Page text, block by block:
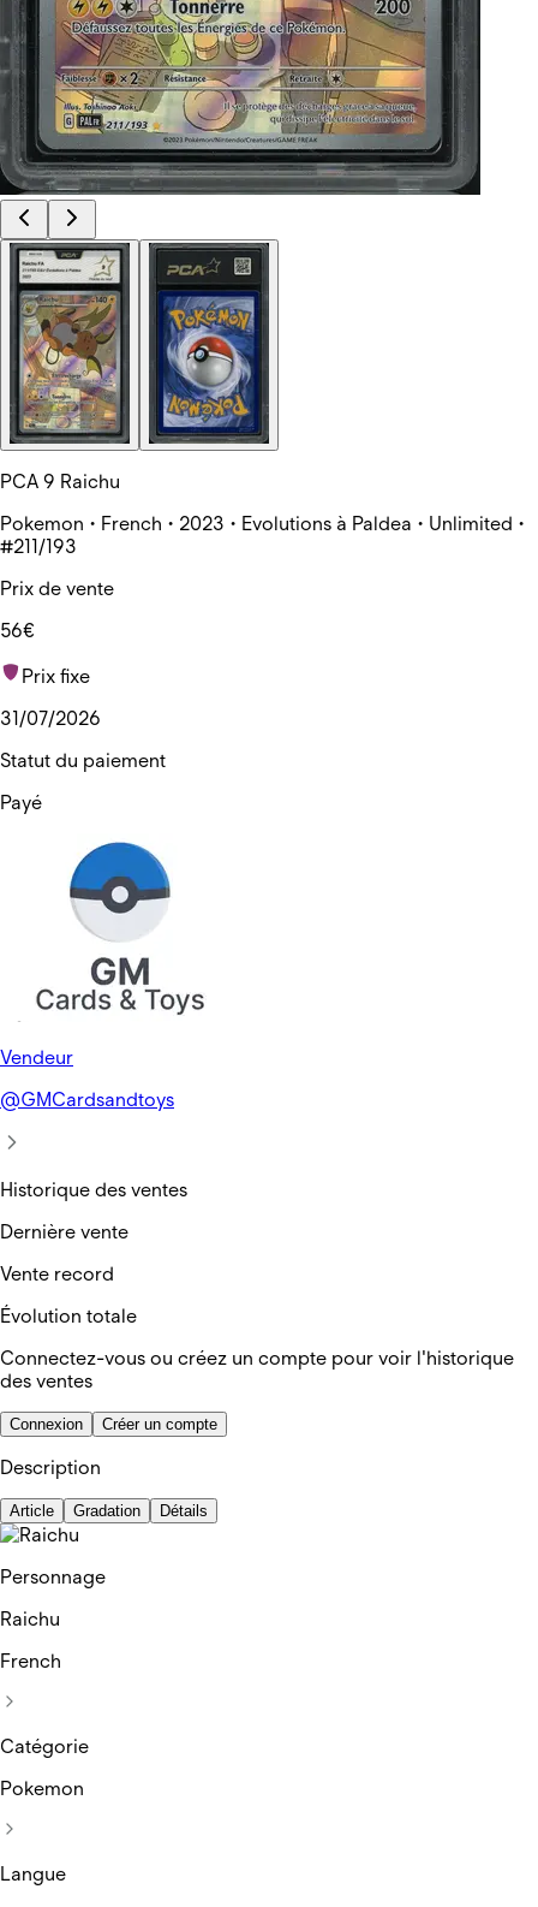
PCA 9 Raichu
Pokemon • French • 2023 • Evolutions à Paldea • Unlimited •
#211/193
Prix de vente
56€
Prix fixe
31/07/2026
Statut du paiement
Payé
Vendeur
@GMCardsandtoys
Historique des ventes
Dernière vente
Vente record
Évolution totale
Connectez-vous ou créez un compte pour voir l'historique
des ventes
Connexion Créer un compte
Description
Article Gradation Détails
Personnage
Raichu
French
Catégorie
Pokemon
Langue